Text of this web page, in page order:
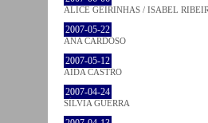
ALICE GEIRINHAS / ISABEL
2007-05-22
ANA CARDOSO
2007-05-12
AIDA CASTRO
2007-04-24
SÍLVIA GUERRA